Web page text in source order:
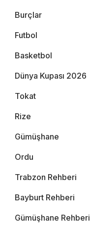
Burçlar
Futbol
Basketbol
Dünya Kupası 2026
Tokat
Rize
Gümüşhane
Ordu
Trabzon Rehberi
Bayburt Rehberi
Gümüşhane Rehberi